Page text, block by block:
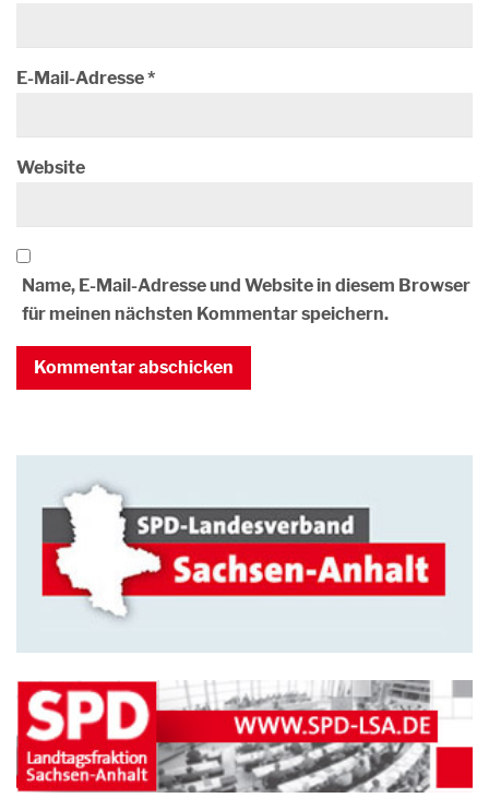
E-Mail-Adresse*
Website
Name, E-Mail-Adresse und Website in diesem Browser
für meinen nächsten Kommentar speichern.